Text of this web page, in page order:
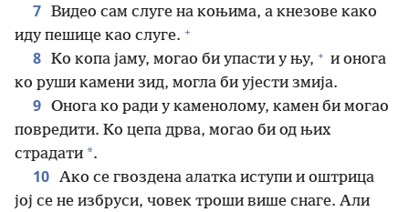
7 Видео сам слуге на коњима, а кнезове како
иду пешице као слуге. +
8 Ко копа јаму, могао би упасти у њу, + и онога
ко руши камени зид, могла би ујести змија.
9 Онога ко ради у каменолому, камен би могао
повредити. Ко цепа дрва, могао би од њих
страдати *.
10 Ако се гвоздена алатка иступи и оштрица
јој се не избруси, човек троши више снаге. Али